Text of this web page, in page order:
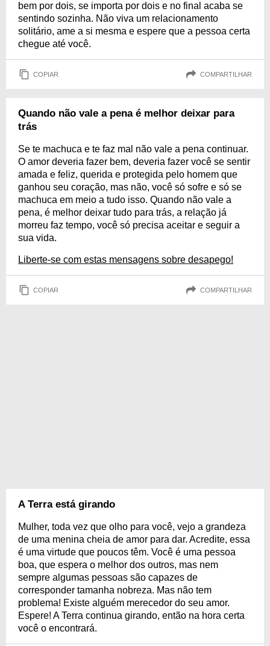
bem por dois, se importa por dois e no final acaba se
sentindo sozinha. Não viva um relacionamento
solitário, ame a si mesma e espere que a pessoa certa
chegue até você.
COPIAR COMPARTILHAR
Quando não vale a pena é melhor deixar para
trás
Se te machuca e te faz mal não vale a pena continuar.
O amor deveria fazer bem, deveria fazer você se sentir
amada e feliz, querida e protegida pelo homem que
ganhou seu coração, mas não, você só sofre e só se
machuca em meio a tudo isso. Quando não vale a
pena, é melhor deixar tudo para trás, a relação já
morreu faz tempo, você só precisa aceitar e seguir a
sua vida.
Liberte-se com estas mensagens sobre desapego!
COPIAR COMPARTILHAR
A Terra está girando
Mulher, toda vez que olho para você, vejo a grandeza
de uma menina cheia de amor para dar. Acredite, essa
é uma virtude que poucos têm. Você é uma pessoa
boa, que espera o melhor dos outros, mas nem
sempre algumas pessoas são capazes de
corresponder tamanha nobreza. Mas não tem
problema! Existe alguém merecedor do seu amor.
Espere! A Terra continua girando, então na hora certa
você o encontrará.